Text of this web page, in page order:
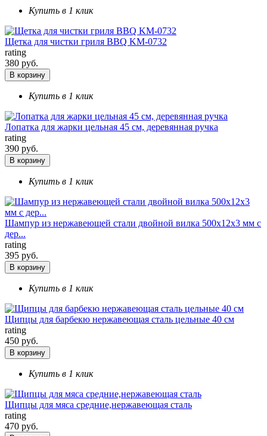
Купить в 1 клик
Щетка для чистки гриля BBQ KM-0732
rating
380 руб.
В корзину
Купить в 1 клик
Лопатка для жарки цельная 45 см, деревянная ручка
rating
390 руб.
В корзину
Купить в 1 клик
Шампур из нержавеющей стали двойной вилка 500х12х3 мм с
дер...
rating
395 руб.
В корзину
Купить в 1 клик
Щипцы для барбекю нержавеющая сталь цельные 40 см
rating
450 руб.
В корзину
Купить в 1 клик
Щипцы для мяса средние,нержавеющая сталь
rating
470 руб.